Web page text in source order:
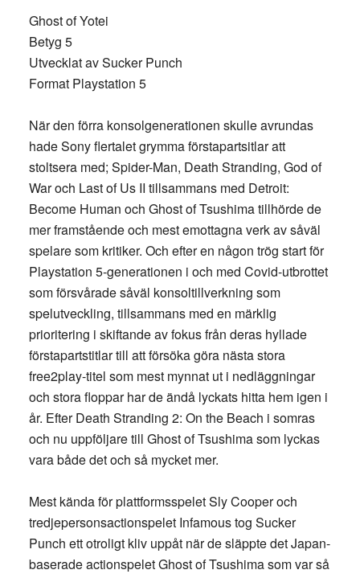
Ghost of Yotei
Betyg 5
Utvecklat av Sucker Punch
Format Playstation 5
När den förra konsolgenerationen skulle avrundas
hade Sony flertalet grymma förstapartsitlar att
stoltsera med; Spider-Man, Death Stranding, God of
War och Last of Us II tillsammans med Detroit:
Become Human och Ghost of Tsushima tillhörde de
mer framstående och mest emottagna verk av såväl
spelare som kritiker. Och efter en någon trög start för
Playstation 5-generationen i och med Covid-utbrottet
som försvårade såväl konsoltillverkning som
spelutveckling, tillsammans med en märklig
prioritering i skiftande av fokus från deras hyllade
förstapartstitlar till att försöka göra nästa stora
free2play-titel som mest mynnat ut i nedläggningar
och stora floppar har de ändå lyckats hitta hem igen i
år. Efter Death Stranding 2: On the Beach i somras
och nu uppföljare till Ghost of Tsushima som lyckas
vara både det och så mycket mer.
Mest kända för plattformsspelet Sly Cooper och
tredjepersonsactionspelet Infamous tog Sucker
Punch ett otroligt kliv uppåt när de släppte det Japan-
baserade actionspelet Ghost of Tsushima som var så